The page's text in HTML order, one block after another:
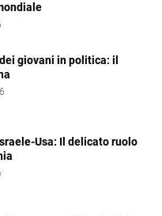
giovani in politica: il
Usa: Il delicato ruolo